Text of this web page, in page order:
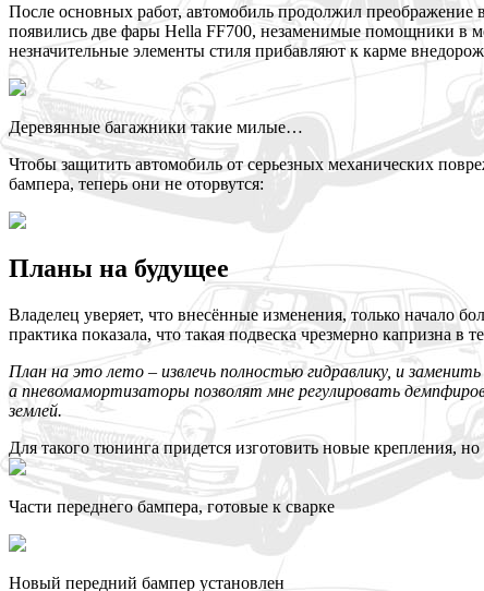
После основных работ, автомобиль продолжил
появились две фары Hella FF700, незаменимые помощники в
незначительные элементы стиля прибавляют к карме
Деревянные багажники такие милые…
Чтобы защитить автомобиль от серьезных механических
бампера, теперь они не оторвутся:
Планы на будущее
Владелец уверяет, что внесённые изменения, только начало
практика показала, что такая подвеска чрезмерно капризна в
План на это лето – извлечь полностью гидравлику, и
а пневомамортизаторы позволят мне регулировать
землей.
Для такого тюнинга придется изготовить новые крепления,
Части переднего бампера, готовые к сварке
Новый передний бампер установлен